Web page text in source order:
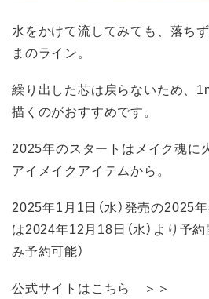
水をかけて流してみても、落ち
まのライン。
繰り出した芯は戻らないため、
描くのがおすすめです。
2025年のスタートはメイク魂に
アイメイクアイテムから。
2025年1月1日（水）発売の2025
は2024年12月18日（水）より予
み予約可能）
公式サイトはこちら ＞＞